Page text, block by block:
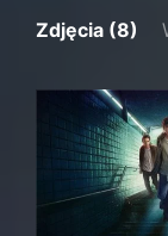
Zdjęcia (8)